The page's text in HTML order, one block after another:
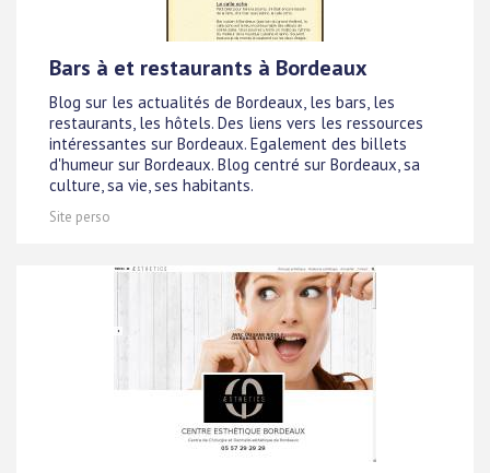
Bars à et restaurants à Bordeaux
Blog sur les actualités de Bordeaux, les bars, les
restaurants, les hôtels. Des liens vers les ressources
intéressantes sur Bordeaux. Egalement des billets
d'humeur sur Bordeaux. Blog centré sur Bordeaux, sa
culture, sa vie, ses habitants.
Site perso